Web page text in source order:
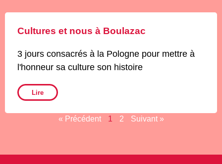
Cultures et nous à Boulazac
3 jours consacrés à la Pologne pour mettre à
l'honneur sa culture son histoire
Lire
« Précédent 1 2 Suivant »